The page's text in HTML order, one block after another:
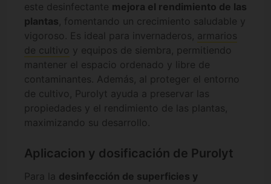
este desinfectante mejora el rendimiento de las
plantas, fomentando un crecimiento saludable y
vigoroso. Es ideal para invernaderos, armarios
de cultivo y equipos de siembra, permitiendo
mantener el espacio ordenado y libre de
contaminantes. Además, al proteger el entorno
de cultivo, Purolyt ayuda a preservar las
propiedades y el rendimiento de las plantas,
maximizando su desarrollo.
Aplicacion y dosificación de Purolyt
Para la desinfección de superficies y